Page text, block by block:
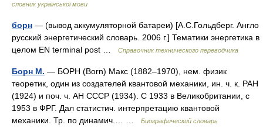
словник української мови
борн — (вывод аккумуляторной батареи) [А.С.Гольдберг. Англо
русский энергетический словарь. 2006 г.] Тематики энергетика в
целом EN terminal post …
Справочник технического переводчика
Борн М. — БОРН (Born) Макс (1882–1970), нем. физик
теоретик, один из создателей квантовой механики, ин. ч. к. РАН
(1924) и поч. ч. АН СССР (1934). С 1933 в Великобритании, с
1953 в ФРГ. Дал статистич. интерпретацию квантовой
механики. Тр. по динамич.… …
Биографический словарь